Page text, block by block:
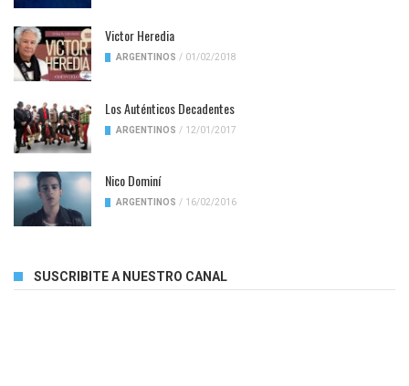
Victor Heredia
ARGENTINOS / 01/02/2018
Los Auténticos Decadentes
ARGENTINOS / 12/01/2017
Nico Dominí
ARGENTINOS / 16/02/2016
SUSCRIBITE A NUESTRO CANAL